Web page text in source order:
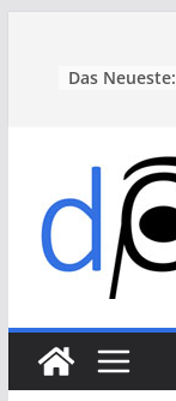
Das Neueste: